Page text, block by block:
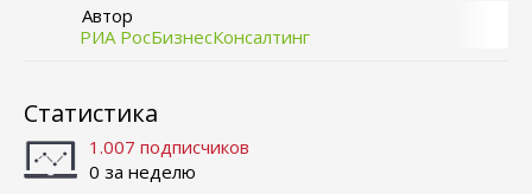
Автор
РИА РосБизнесКонсалтинг
Статистика
1.007 подписчиков
0 за неделю